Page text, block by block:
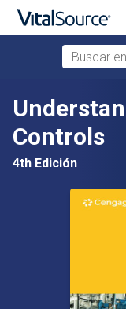
Saltar al contenido
Buscar en
Controls
4th Edición